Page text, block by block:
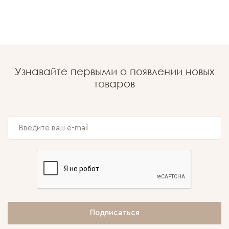
Узнавайте первыми о появлении новых
товаров
Подписаться